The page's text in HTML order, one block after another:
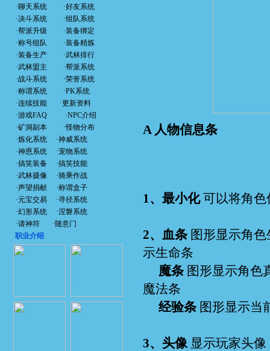
·聊天系统 ·好友系统
·决斗系统 ·组队系统
·帮派升级 ·装备绑定
·称号组队 ·装备精炼
·装备生产 ·武林排行
·武林盟主 ·帮派系统
·战斗系统 ·荣誉系统
·称谓系统 ·PK系统
·连续技能 ·更新资料
·游戏FAQ ·NPC介绍
·矿洞副本 ·怪物分布
·炼化系统 ·神威系统
·神恩系统 ·宠物系统
·搞笑装备 ·搞笑技能
·武林摄像 ·骑乘作战
·声望捐献 ·称谓盒子
·元宝交易 ·寻径系统
·幻形系统 ·涅磐系统
·请神符 ·随意门
职业介绍
A 人物信息条
1、 最小化可以将角色
2、 血条 图形显示角
示生命条
魔条 图形显示角色
魔法条
经验条 图形显示当
3、头像显示玩家头像